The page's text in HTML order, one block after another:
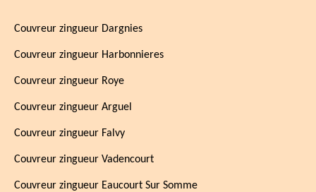
Couvreur zingueur Dargnies
Couvreur zingueur Harbonnieres
Couvreur zingueur Roye
Couvreur zingueur Arguel
Couvreur zingueur Falvy
Couvreur zingueur Vadencourt
Couvreur zingueur Eaucourt Sur Somme